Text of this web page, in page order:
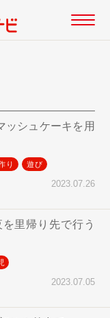
ッシュケーキを用
り 遊び
2023.07.26
里帰り先で行う
2023.07.05